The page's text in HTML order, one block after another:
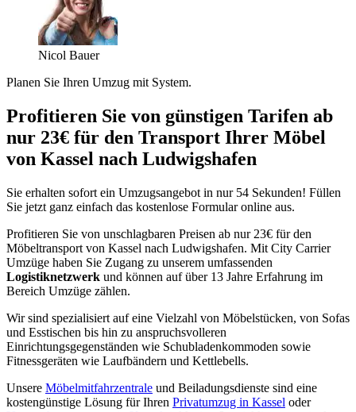
Nicol Bauer
Planen Sie Ihren Umzug mit System.
Profitieren Sie von günstigen Tarifen ab
nur 23€ für den Transport Ihrer Möbel
von Kassel nach Ludwigshafen
Sie erhalten sofort ein Umzugsangebot in nur 54 Sekunden! Füllen
Sie jetzt ganz einfach das kostenlose Formular online aus.
Profitieren Sie von unschlagbaren Preisen ab nur 23€ für den
Möbeltransport von Kassel nach Ludwigshafen. Mit City Carrier
Umzüge haben Sie Zugang zu unserem umfassenden
Logistiknetzwerk und können auf über 13 Jahre Erfahrung im
Bereich Umzüge zählen.
Wir sind spezialisiert auf eine Vielzahl von Möbelstücken, von Sofas
und Esstischen bis hin zu anspruchsvolleren
Einrichtungsgegenständen wie Schubladenkommoden sowie
Fitnessgeräten wie Laufbändern und Kettlebells.
Unsere Möbelmitfahrzentrale und Beiladungsdienste sind eine
kostengünstige Lösung für Ihren Privatumzug in Kassel oder